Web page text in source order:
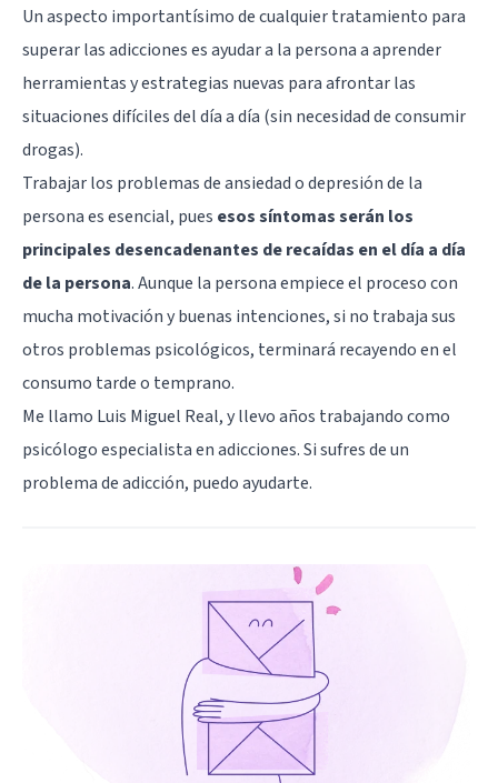
Un aspecto importantísimo de cualquier tratamiento para
superar las adicciones es ayudar a la persona a aprender
herramientas y estrategias nuevas para afrontar las
situaciones difíciles del día a día (sin necesidad de consumir
drogas).
Trabajar los problemas de ansiedad o depresión de la
persona es esencial, pues esos síntomas serán los
principales desencadenantes de recaídas en el día a día
de la persona. Aunque la persona empiece el proceso con
mucha motivación y buenas intenciones, si no trabaja sus
otros problemas psicológicos, terminará recayendo en el
consumo tarde o temprano.
Me llamo Luis Miguel Real, y llevo años trabajando como
psicólogo especialista en adicciones. Si sufres de un
problema de adicción, puedo ayudarte.